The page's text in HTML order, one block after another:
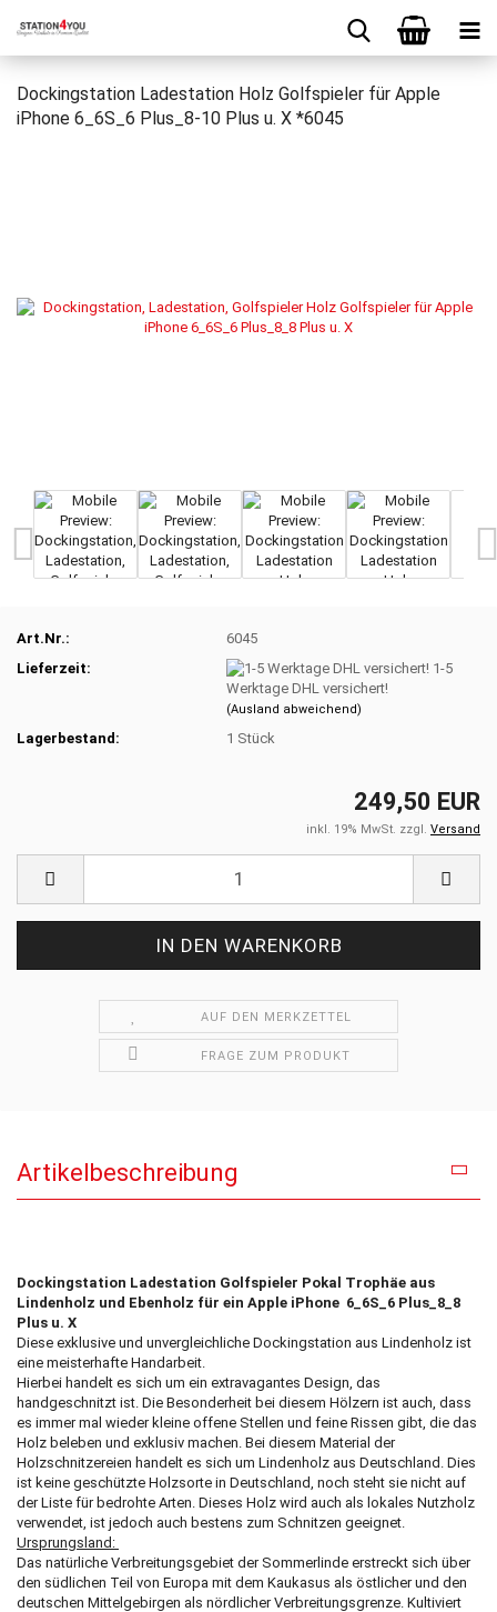
Dockingstation Ladestation Holz Golfspieler für Apple
iPhone 6_6S_6 Plus_8-10 Plus u. X *6045
Art.Nr.:
6045
Lieferzeit:
1-5
Werktage DHL versichert!
(Ausland abweichend)
Lagerbestand: 1 Stück
249,50 EUR
inkl. 19% MwSt. zzgl. Versand
AUF DEN MERKZETTEL
FRAGE ZUM PRODUKT
Artikelbeschreibung
Dockingstation Ladestation Golfspieler Pokal Trophäe aus
Lindenholz und Ebenholz für ein Apple iPhone 6_6S_6 Plus_8_8
Plus u. X
Diese exklusive und unvergleichliche Dockingstation aus Lindenholz ist
eine meisterhafte Handarbeit.
Hierbei handelt es sich um ein extravagantes Design, das
handgeschnitzt ist. Die Besonderheit bei diesem Hölzern ist auch, dass
es immer mal wieder kleine offene Stellen und feine Rissen gibt, die das
Holz beleben und exklusiv machen. Bei diesem Material der
Holzschnitzereien handelt es sich um Lindenholz aus Deutschland. Dies
ist keine geschützte Holzsorte in Deutschland, noch steht sie nicht auf
der Liste für bedrohte Arten. Dieses Holz wird auch als lokales Nutzholz
verwendet, ist jedoch auch bestens zum Schnitzen geeignet.
Ursprungsland:
Das natürliche Verbreitungsgebiet der Sommerlinde erstreckt sich über
den südlichen Teil von Europa mit dem Kaukasus als östlicher und den
deutschen Mittelgebirgen als nördlicher Verbreitungsgrenze. Kultiviert